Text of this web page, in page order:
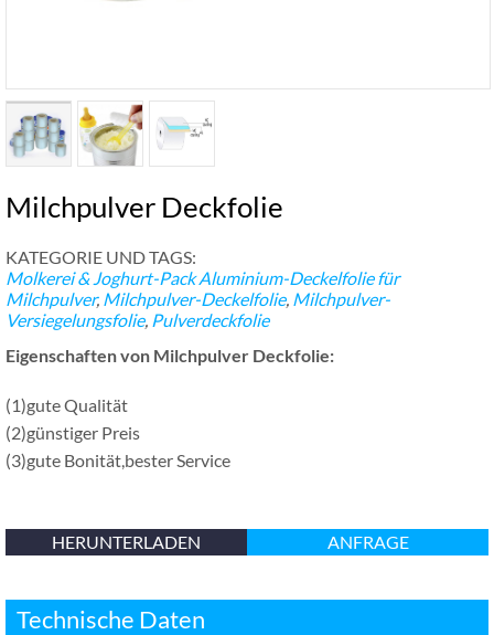
Milchpulver Deckfolie
KATEGORIE UND TAGS:
Molkerei & Joghurt-Pack Aluminium-Deckelfolie für
Milchpulver, Milchpulver-Deckelfolie, Milchpulver-
Versiegelungsfolie, Pulverdeckfolie
Eigenschaften von Milchpulver Deckfolie:
(1)gute Qualität
(2)günstiger Preis
(3)gute Bonität,bester Service
HERUNTERLADEN ANFRAGE
Technische Daten